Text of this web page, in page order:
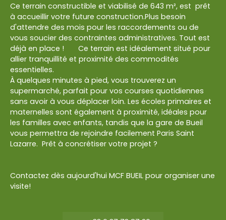
Ce terrain constructible et viabilisé de 643 m², est prêt
à accueillir votre future construction.Plus besoin
d'attendre des mois pour les raccordements ou de
vous soucier des contraintes administratives. Tout est
déjà en place ! Ce terrain est idéalement situé pour
allier tranquillité et proximité des commodités
essentielles.
À quelques minutes à pied, vous trouverez un
supermarché, parfait pour vos courses quotidiennes
sans avoir à vous déplacer loin. Les écoles primaires et
maternelles sont également à proximité, idéales pour
les familles avec enfants, tandis que la gare de Bueil
vous permettra de rejoindre facilement Paris Saint
Lazarre. Prêt à concrétiser votre projet ?
Contactez dès aujourd'hui MCF BUEIL pour organiser une
visite!